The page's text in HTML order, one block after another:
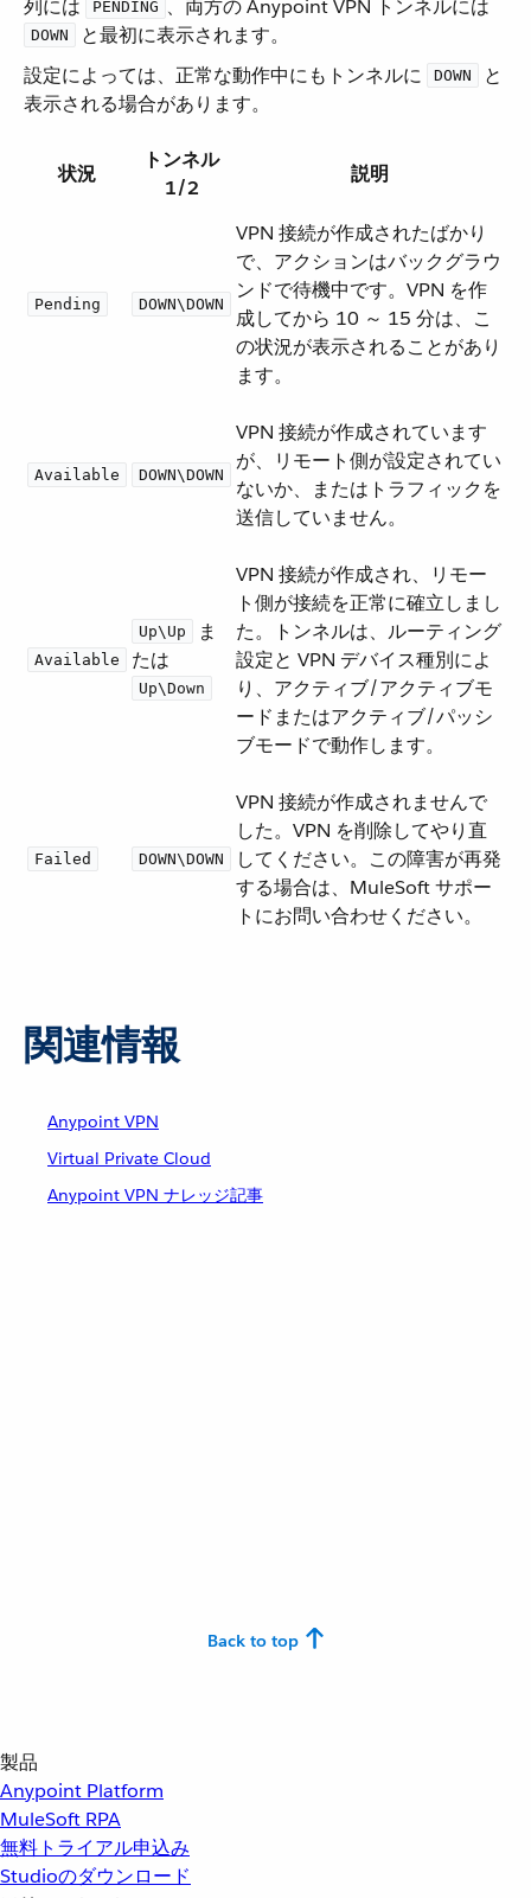
列には ​
PENDING ​、両方の Anypoint VPN トンネルには ​
DOWN
​ と最初に表示されます。
設定によっては、正常な動作中にもトンネルに ​
DOWN
​ と
表示される場合があります。
状況
トンネル
1/2
説明
Pending DOWN\DOWN
VPN 接続が作成されたばかり
で、アクションはバックグラウ
ンドで待機中です。VPN を作
成してから 10 ～ 15 分は、こ
の状況が表示されることがあり
ます。
Available DOWN\DOWN
VPN 接続が作成されています
が、リモート側が設定されてい
ないか、またはトラフィックを
送信していません。
Available
Up\Up
​ ま
たは ​
Up\Down
VPN 接続が作成され、リモー
ト側が接続を正常に確立しまし
た。トンネルは、ルーティング
設定と VPN デバイス種別によ
り、アクティブ/アクティブモ
ードまたはアクティブ/パッシ
ブモードで動作します。
Failed DOWN\DOWN
VPN 接続が作成されませんで
した。VPN を削除してやり直
してください。この障害が再発
する場合は、MuleSoft サポー
トにお問い合わせください。
関連情報
Anypoint VPN
Virtual Private Cloud
Anypoint VPN ナレッジ記事
Back to top
製品
Anypoint Platform
MuleSoft RPA
無料トライアル申込み
Studioのダウンロード